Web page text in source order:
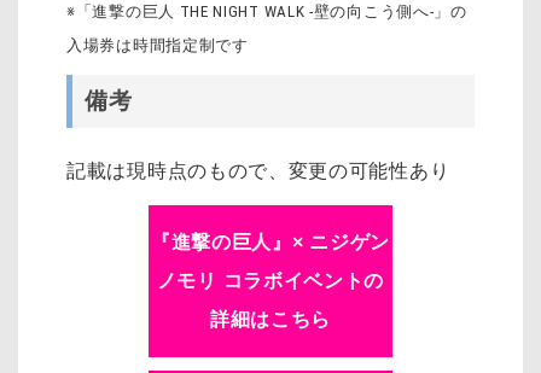
※「進撃の巨人 THE NIGHT WALK -壁の向こう側へ-」の
入場券は時間指定制です
備考
記載は現時点のもので、変更の可能性あり
『進撃の巨人』× ニジゲン
ノモリ コラボイベントの
詳細はこちら